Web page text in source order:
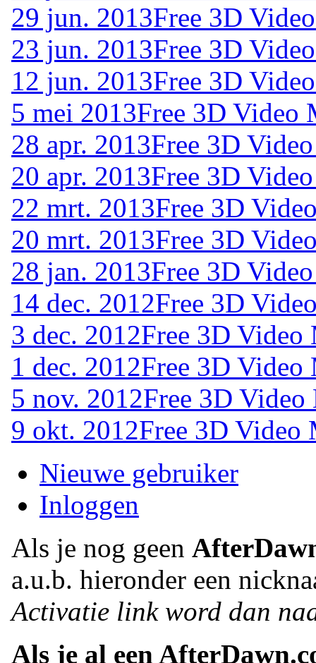
29 jun. 2013Free 3D
23 jun. 2013Free 3D
12 jun. 2013Free 3D
5 mei 2013Free 3D Video
28 apr. 2013Free 3D
20 apr. 2013Free 3D
22 mrt. 2013Free 3D
20 mrt. 2013Free 3D
28 jan. 2013Free 3D
14 dec. 2012Free 3D
3 dec. 2012Free 3D Video
1 dec. 2012Free 3D Video
5 nov. 2012Free 3D
9 okt. 2012Free 3D Video
Nieuwe gebruiker
Inloggen
Als je nog geen
a.u.b. hieronder een
Activatie link word dan
Als je al een